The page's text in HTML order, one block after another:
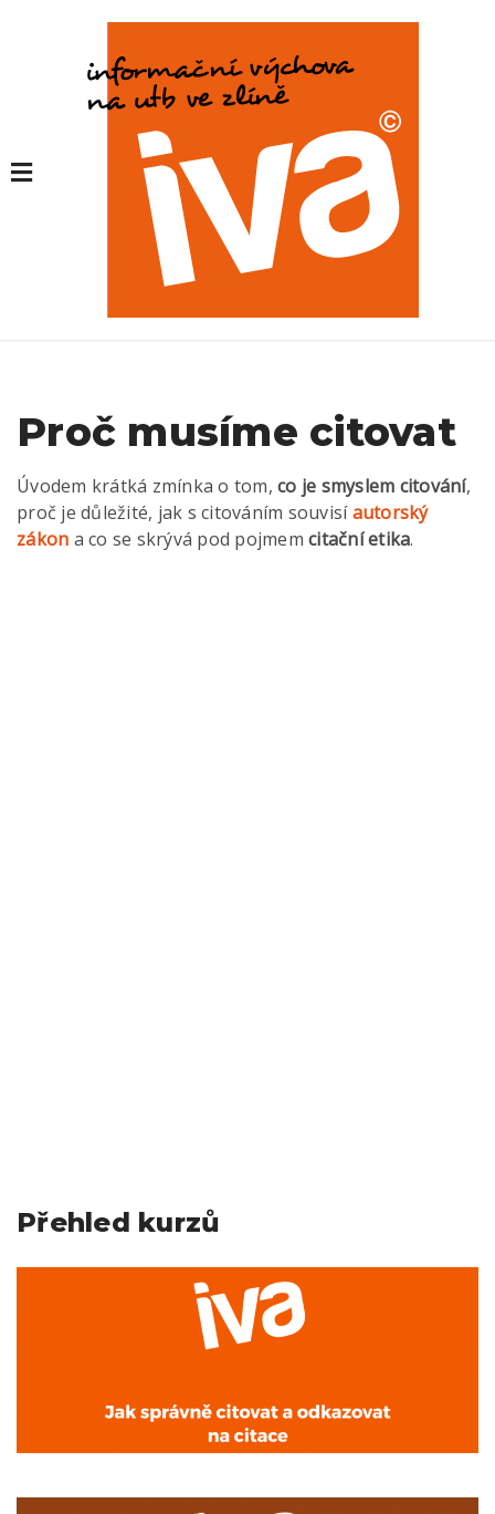
Proč musíme citovat
Úvodem krátká zmínka o tom, co je smyslem citování,
proč je důležité, jak s citováním souvisíautorský
zákon a co se skrývá pod pojmem citační etika.
Přehled kurzů